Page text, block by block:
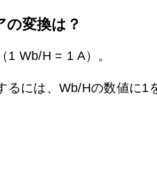
変換は？
Wb/H = 1 A）。
には、Wb/Hの数値に1